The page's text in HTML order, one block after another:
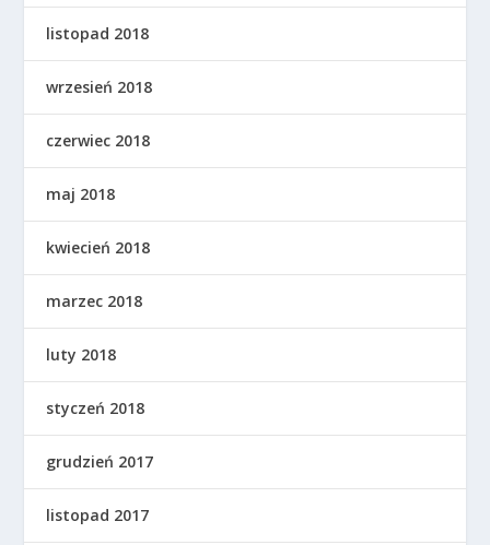
listopad 2018
wrzesień 2018
czerwiec 2018
maj 2018
kwiecień 2018
marzec 2018
luty 2018
styczeń 2018
grudzień 2017
listopad 2017